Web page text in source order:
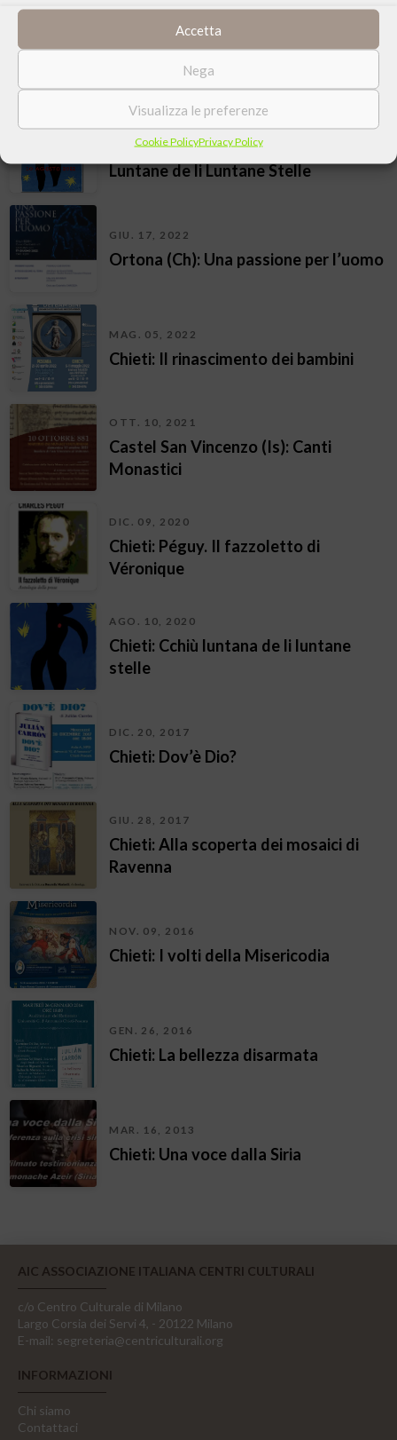
Accetta
Nega
Visualizza le preferenze
Cookie PolicyPrivacy Policy
FEB. 21, 2024
Chieti: Balthasar e “Verità del
mondo”, ciclo di seminari
Rosciolo dei Marsi (Aq): Cchiù
Luntane de li Luntane Stelle
GIU. 17, 2022
Ortona (Ch): Una passione per l’uomo
MAG. 05, 2022
Chieti: Il rinascimento dei bambini
OTT. 10, 2021
Castel San Vincenzo (Is): Canti
Monastici
DIC. 09, 2020
Chieti: Péguy. Il fazzoletto di
Véronique
AGO. 10, 2020
Chieti: Cchiù luntana de li luntane
stelle
DIC. 20, 2017
Chieti: Dov’è Dio?
GIU. 28, 2017
Chieti: Alla scoperta dei mosaici di
Ravenna
NOV. 09, 2016
Chieti: I volti della Misericodia
GEN. 26, 2016
Chieti: La bellezza disarmata
MAR. 16, 2013
Chieti: Una voce dalla Siria
AIC ASSOCIAZIONE ITALIANA CENTRI CULTURALI
c/o Centro Culturale di Milano
Largo Corsia dei Servi 4, - 20122 Milano
E-mail: segreteria@centriculturali.org
INFORMAZIONI
Chi siamo
Contattaci